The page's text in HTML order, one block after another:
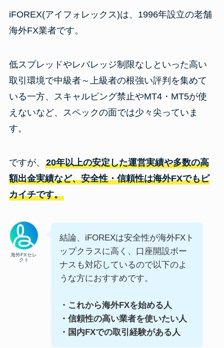
iFOREX(アイフォレックス)は、1996年設立の老舗
海外FX業者です。
低スプレッドやレバレッジ制限なしといった高い
取引環境で中級者～上級者の根強い評判を集めて
いる一方、スキャルピング禁止やMT4・MT5が使
えないなど、スペックの面では少々尖っていま
す。
ですが、 20年以上の安定した運営実績や多数の高
額出金実績など、安全性・信頼性は海外FXでもピ
カイチです。
海外FXセレ
クト
結論、iFOREXは安全性が海外FXト
ップクラスに高く、口座開設ボー
ナスも対応しているので以下のよ
うな方におすすめです。
・これから海外FXを始める人
・信頼性の高い業者を使いたい人
・国内FXでの取引経験がある人